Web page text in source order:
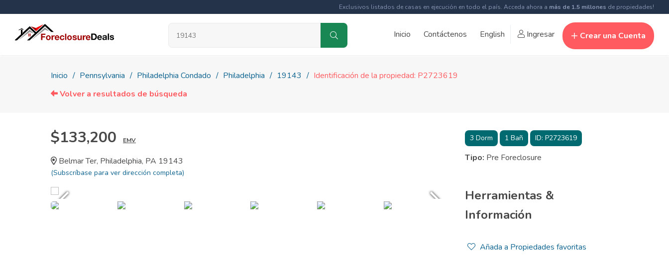
Exclusivos listados de casas en ejecución en todo el país. Acceda ahora a más de 1.5 millones de propiedades!
Inicio Contáctenos English Ingresar Crear una Cuenta
Inicio Pennsylvania Philadelphia Condado Philadelphia 19143
Identificación de la propiedad: P2723619
Volver a resultados de búsqueda
$133,200 EMV
Belmar Ter, Philadelphia, PA 19143
(Subscríbase para ver dirección completa)
3Dorm 1Bañ ID: P2723619
Tipo: Pre Foreclosure
Herramientas &
Información
Añada a Propiedades favoritas